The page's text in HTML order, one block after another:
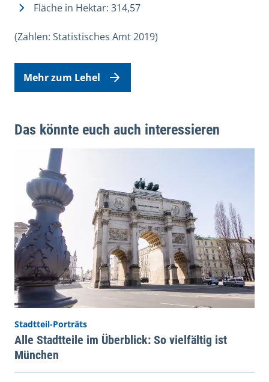
Fläche in Hektar: 314,57
(Zahlen: Statistisches Amt 2019)
Mehr zum Lehel
Das könnte euch auch interessieren
Stadtteil-Porträts
Alle Stadtteile im Überblick: So vielfältig ist
München